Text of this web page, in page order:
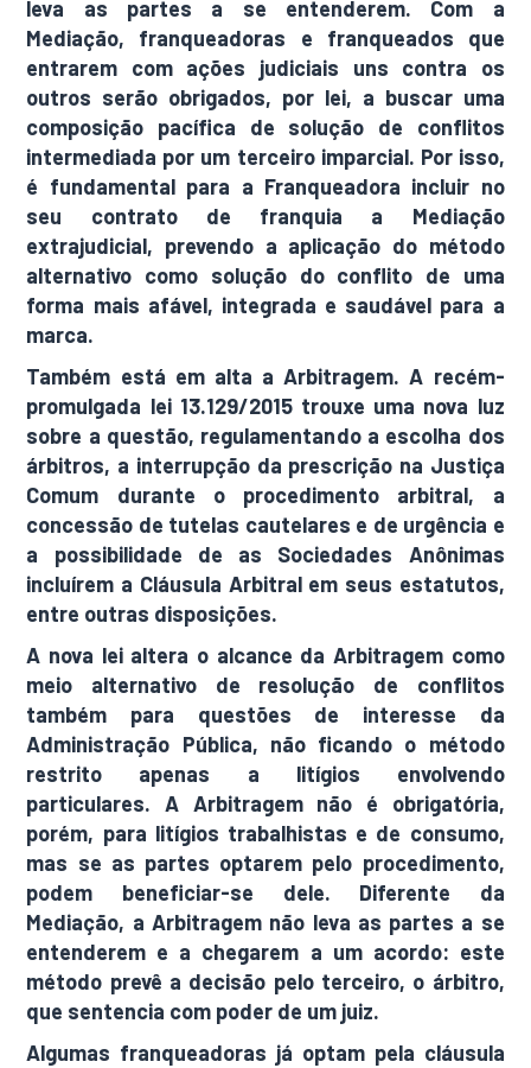
leva as partes a se entenderem. Com a
Mediação, franqueadoras e franqueados que
entrarem com ações judiciais uns contra os
outros serão obrigados, por lei, a buscar uma
composição pacífica de solução de conflitos
intermediada por um terceiro imparcial. Por isso,
é fundamental para a Franqueadora incluir no
seu contrato de franquia a Mediação
extrajudicial, prevendo a aplicação do método
alternativo como solução do conflito de uma
forma mais afável, integrada e saudável para a
marca.
Também está em alta a Arbitragem. A recém-
promulgada lei 13.129/2015 trouxe uma nova luz
sobre a questão, regulamentando a escolha dos
árbitros, a interrupção da prescrição na Justiça
Comum durante o procedimento arbitral, a
concessão de tutelas cautelares e de urgência e
a possibilidade de as Sociedades Anônimas
incluírem a Cláusula Arbitral em seus estatutos,
entre outras disposições.
A nova lei altera o alcance da Arbitragem como
meio alternativo de resolução de conflitos
também para questões de interesse da
Administração Pública, não ficando o método
restrito apenas a litígios envolvendo
particulares. A Arbitragem não é obrigatória,
porém, para litígios trabalhistas e de consumo,
mas se as partes optarem pelo procedimento,
podem beneficiar-se dele. Diferente da
Mediação, a Arbitragem não leva as partes a se
entenderem e a chegarem a um acordo: este
método prevê a decisão pelo terceiro, o árbitro,
que sentencia com poder de um juiz.
Algumas franqueadoras já optam pela cláusula